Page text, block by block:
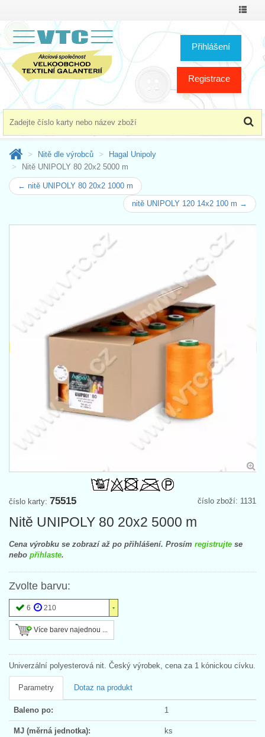
Přihlášení
Registrace
Nitě dle výrobců
Hagal Unipoly
Nitě UNIPOLY 80 20x2 5000 m
← nitě UNIPOLY 80 20x2 1000 m
nitě UNIPOLY 120 14x2 100 m →
číslo zboží: 1131
číslo karty: 75515
Nitě UNIPOLY 80 20x2 5000 m
Cena výrobku se zobrazí až po přihlášení. Prosím registrujte se
nebo přihlaste.
Zvolte barvu:
6 210
Více barev najednou ...
Univerzální polyesterová nit. Český výrobek, cena za 1 kónickou cívku.
Parametry Dotaz na produkt
Baleno po: 1
MJ (měrná jednotka): ks